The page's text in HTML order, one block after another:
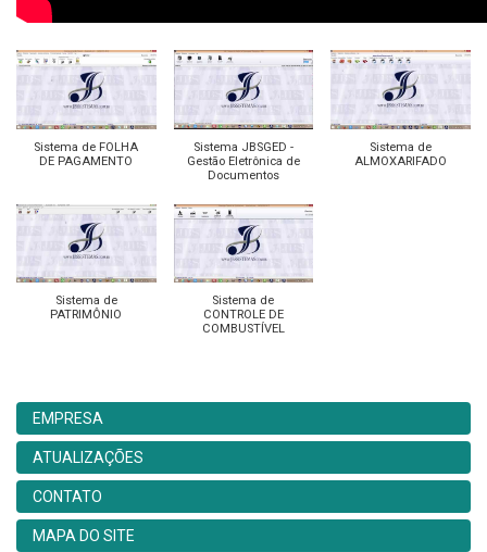
Sistema de FOLHA
DE PAGAMENTO
Sistema JBSGED -
Gestão Eletrônica de
Documentos
Sistema de
ALMOXARIFADO
Sistema de
PATRIMÔNIO
Sistema de
CONTROLE DE
COMBUSTÍVEL
EMPRESA
ATUALIZAÇÕES
CONTATO
MAPA DO SITE